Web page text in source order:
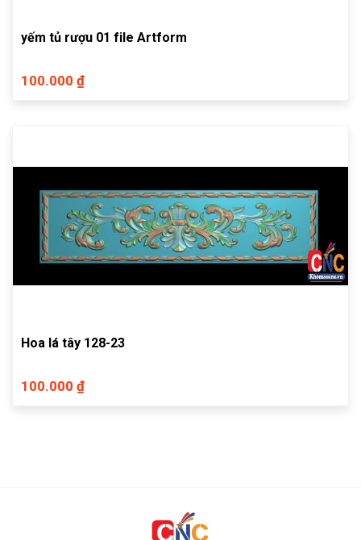
yếm tủ rượu 01 file Artform
100.000 ₫
Hoa lá tây 128-23
100.000 ₫